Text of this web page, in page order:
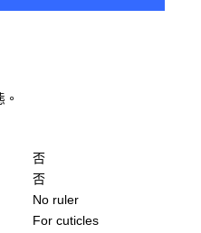
否
否
No ruler
For cuticles